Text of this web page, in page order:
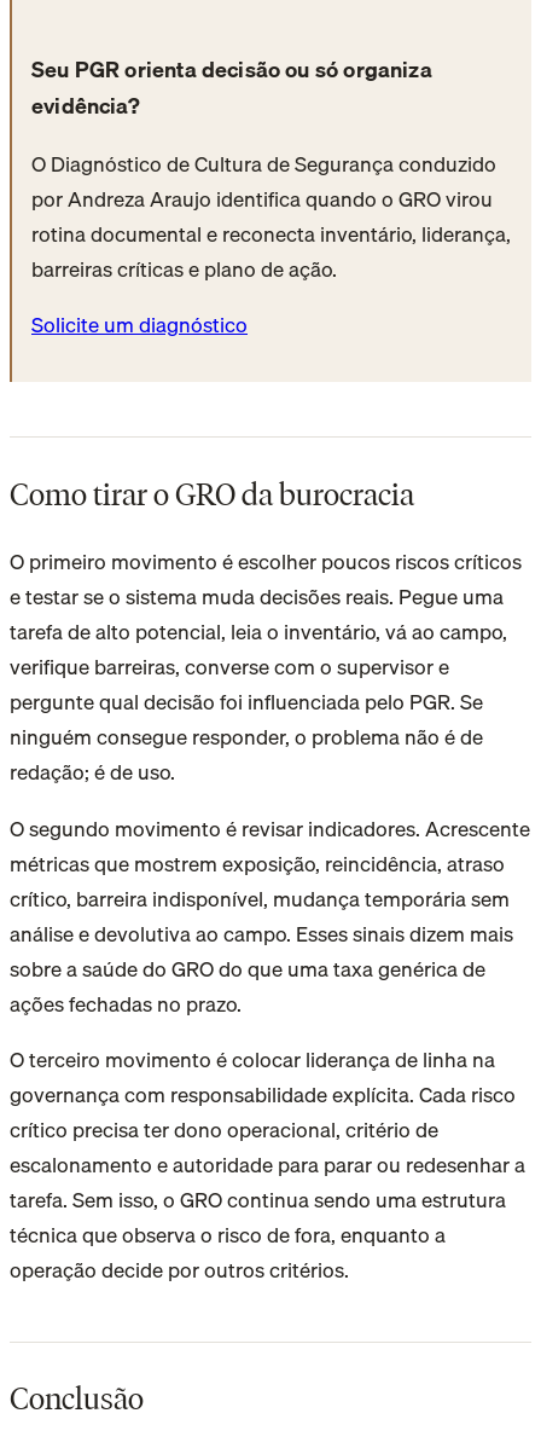
Seu PGR orienta decisão ou só organiza
evidência?
O Diagnóstico de Cultura de Segurança conduzido
por Andreza Araujo identifica quando o GRO virou
rotina documental e reconecta inventário, liderança,
barreiras críticas e plano de ação.
Solicite um diagnóstico
Como tirar o GRO da burocracia
O primeiro movimento é escolher poucos riscos críticos
e testar se o sistema muda decisões reais. Pegue uma
tarefa de alto potencial, leia o inventário, vá ao campo,
verifique barreiras, converse com o supervisor e
pergunte qual decisão foi influenciada pelo PGR. Se
ninguém consegue responder, o problema não é de
redação; é de uso.
O segundo movimento é revisar indicadores. Acrescente
métricas que mostrem exposição, reincidência, atraso
crítico, barreira indisponível, mudança temporária sem
análise e devolutiva ao campo. Esses sinais dizem mais
sobre a saúde do GRO do que uma taxa genérica de
ações fechadas no prazo.
O terceiro movimento é colocar liderança de linha na
governança com responsabilidade explícita. Cada risco
crítico precisa ter dono operacional, critério de
escalonamento e autoridade para parar ou redesenhar a
tarefa. Sem isso, o GRO continua sendo uma estrutura
técnica que observa o risco de fora, enquanto a
operação decide por outros critérios.
Conclusão